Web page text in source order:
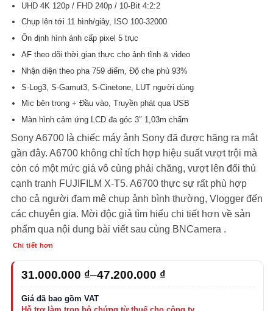
UHD 4K 120p / FHD 240p / 10-Bit 4:2:2
Chụp lên tới 11 hình/giây, ISO 100-32000
Ổn định hình ảnh cấp pixel 5 trục
AF theo dõi thời gian thực cho ảnh tĩnh & video
Nhận diện theo pha 759 điểm, Độ che phủ 93%
S-Log3, S-Gamut3, S-Cinetone, LUT người dùng
Mic bên trong + Đầu vào, Truyền phát qua USB
Màn hình cảm ứng LCD đa góc 3″ 1,03m chấm
Sony A6700 là chiếc máy ảnh Sony đã được hãng ra mắt
gần đây. A6700 không chỉ tích hợp hiệu suất vượt trội mà
còn có một mức giá vô cùng phải chăng, vượt lên đối thủ
cạnh tranh FUJIFILM X-T5. A6700 thực sự rất phù hợp
cho cả người đam mê chụp ảnh bình thường, Vlogger đến
các chuyên gia. Mời độc giả tìm hiểu chi tiết hơn về sản
phẩm qua nội dung bài viết sau cùng BNCamera .
Chi tiết hơn
31.000.000 ₫–47.200.000 ₫
Khoảng
giá:
từ